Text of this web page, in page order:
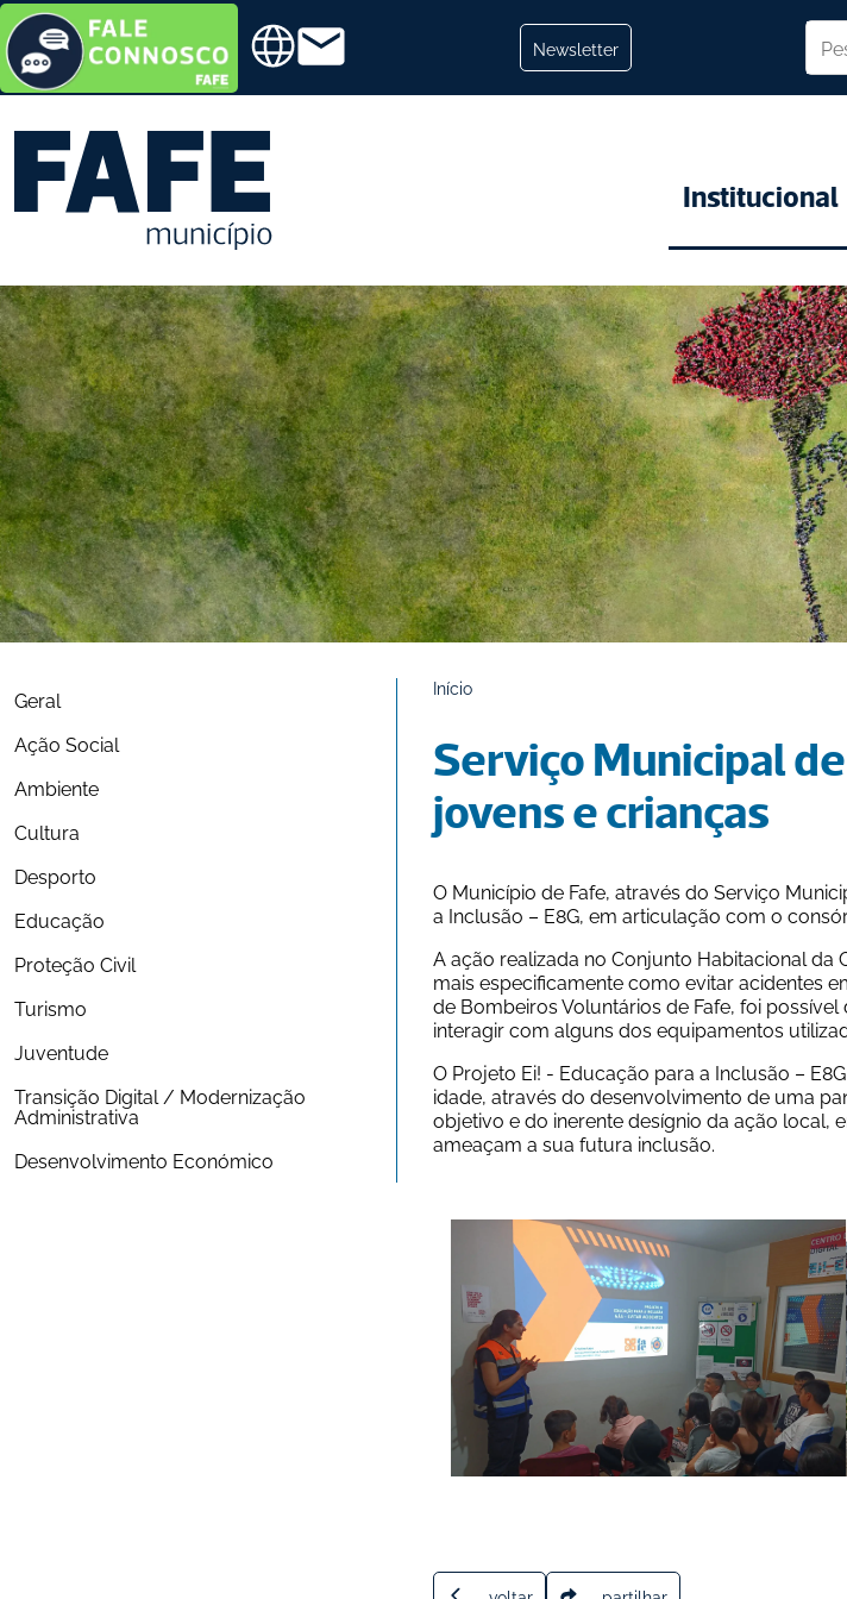
Newsletter
Institucional
Geral
Ação Social
Ambiente
Cultura
Desporto
Educação
Proteção Civil
Turismo
Juventude
Transição Digital / Modernização
Administrativa
Desenvolvimento Económico
Início
Serviço Municipal
jovens e crianças
O Município de Fafe, através do Serviço
a Inclusão – E8G, em articulação com o
A ação realizada no Conjunto Habitacional
mais especificamente como evitar acidentes
de Bombeiros Voluntários de Fafe, foi
interagir com alguns dos equipamentos
O Projeto Ei! - Educação para a Inclusão –
idade, através do desenvolvimento de uma
objetivo e do inerente desígnio da ação local,
ameaçam a sua futura inclusão.